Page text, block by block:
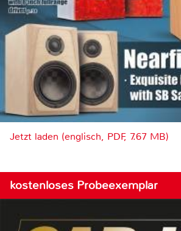
Jetzt laden (englisch, PDF, 7.67 MB)
kostenloses Probeexemplar